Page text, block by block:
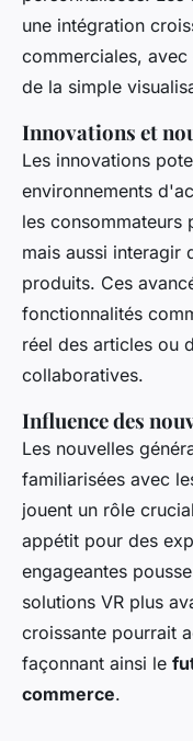
une intégration
commerciales,
de la simple
Innovations et
Les innovations
environnements
les consommateurs
mais aussi interagir
produits. Ces
fonctionnalités
réel des articles ou
collaboratives.
Influence des
Les nouvelles
familiarisées avec
jouent un rôle
appétit pour des
engageantes
solutions VR plus
croissante pourrait
façonnant ainsi le
commerce.